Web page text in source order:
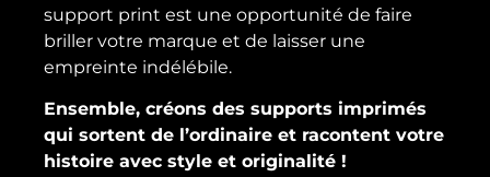
support print est une opportunité de faire
briller votre marque et de laisser une
empreinte indélébile.
Ensemble, créons des supports imprimés
qui sortent de l’ordinaire et racontent votre
histoire avec style et originalité !